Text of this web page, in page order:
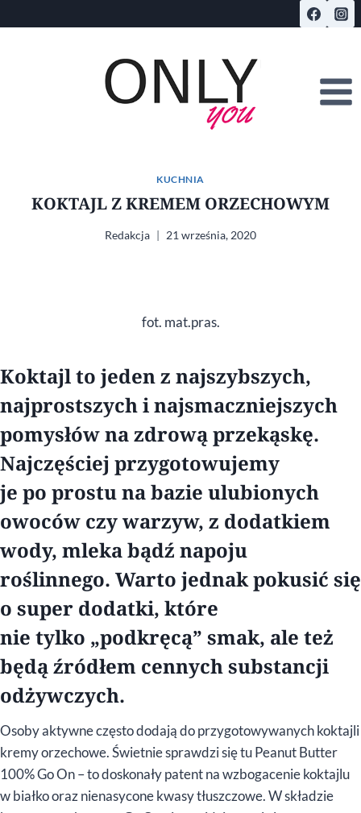
do
KUCHNIA
KOKTAJL Z KREMEM ORZECHOWYM
Redakcja 21 września, 2020
fot. mat.pras.
Koktajl to jeden z najszybszych,
najprostszych i najsmaczniejszych
pomysłów na zdrową przekąskę.
Najczęściej przygotowujemy
je po prostu na bazie ulubionych
owoców czy warzyw, z dodatkiem
wody, mleka bądź napoju
roślinnego. Warto jednak pokusić się
o super dodatki, które
nie tylko „podkręcą” smak, ale też
będą źródłem cennych substancji
odżywczych.
Osoby aktywne często dodają do przygotowywanych koktajli
kremy orzechowe. Świetnie sprawdzi się tu Peanut Butter
100% Go On – to doskonały patent na wzbogacenie koktajlu
w białko oraz nienasycone kwasy tłuszczowe. W składzie